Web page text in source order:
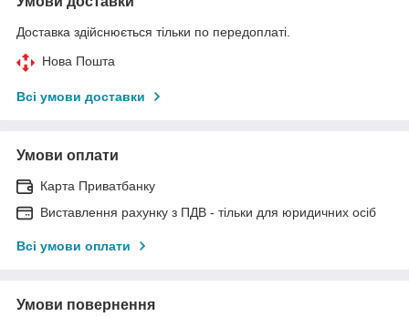
Доставка здійснюється тільки по передоплаті.
Нова Пошта
Всі умови доставки
Умови оплати
Карта Приватбанку
Виставлення рахунку з ПДВ - тільки для юридичних осіб
Всі умови оплати
Умови повернення